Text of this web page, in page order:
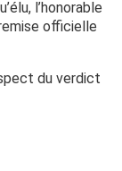
l’honorable
officielle
du verdict